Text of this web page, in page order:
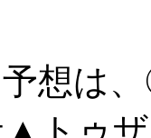
想は